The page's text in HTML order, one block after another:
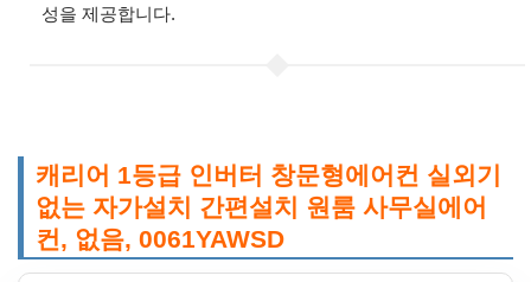
성을 제공합니다.
캐리어 1등급 인버터 창문형에어컨 실외기
없는 자가설치 간편설치 원룸 사무실에어
컨, 없음, 0061YAWSD